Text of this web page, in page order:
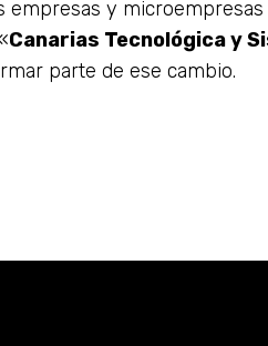
y
Canarias Tecnológica y
parte de ese cambio.